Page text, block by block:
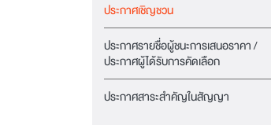
ประกาศเชิญชวน
ประกาศรายชื่อผู้ชนะการเสนอราคา /
ประกาศผู้ได้รับการคัดเลือก
ประกาศสาระสำคัญในสัญญา